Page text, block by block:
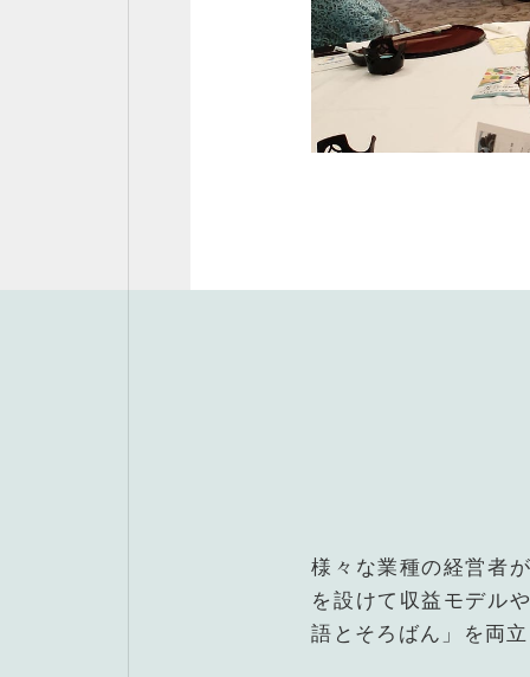
様々な業種の経営者
を設けて収益モデル
語とそろばん」を両